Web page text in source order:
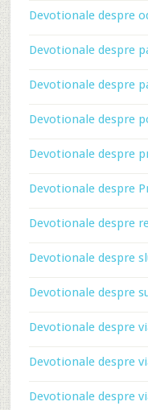
Devotionale despre
Devotionale despre
Devotionale despre
Devotionale despre
Devotionale despre
Devotionale despre
Devotionale despre
Devotionale despre
Devotionale despre
Devotionale despre
Devotionale despre
Devotionale despre